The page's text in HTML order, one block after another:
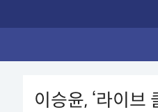
이승윤, ‘라이브